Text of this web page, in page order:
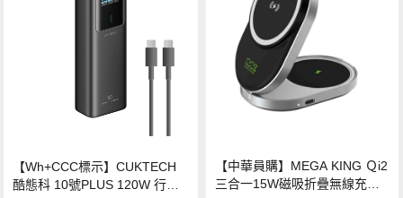
【Wh+CCC標示】CUKTECH
酷態科 10號PLUS 120W 行動
【中華員購】MEGA KING Ｑi2
三合一15W磁吸折疊無線充電